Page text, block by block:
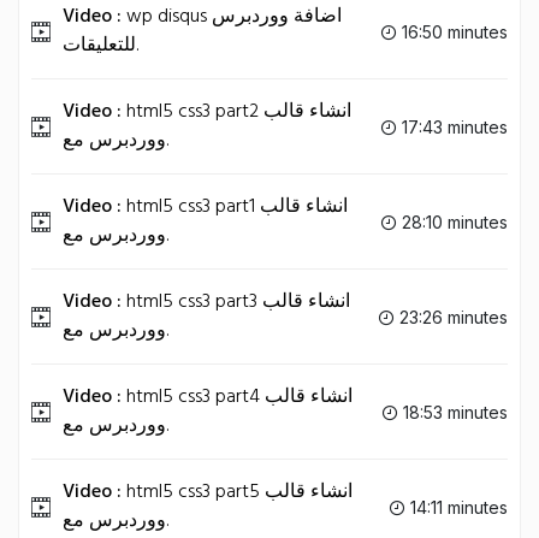
Video :wp disqus اضافة ووردبرس
للتعليقات.
16:50 minutes
Video :html5 css3 part2 انشاء قالب
ووردبرس مع.
17:43 minutes
Video :html5 css3 part1 انشاء قالب
ووردبرس مع.
28:10 minutes
Video :html5 css3 part3 انشاء قالب
ووردبرس مع.
23:26 minutes
Video :html5 css3 part4 انشاء قالب
ووردبرس مع.
18:53 minutes
Video :html5 css3 part5 انشاء قالب
ووردبرس مع.
14:11 minutes